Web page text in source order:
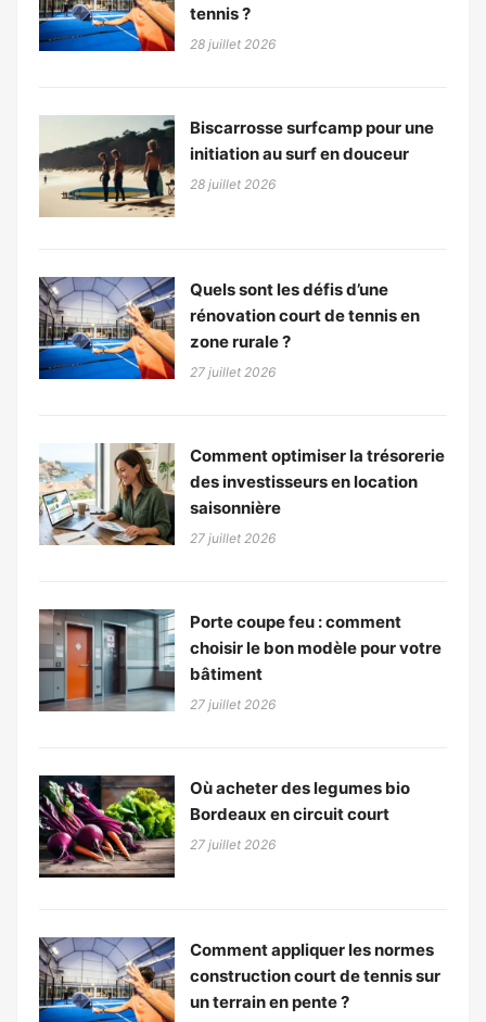
tennis ?
28 juillet 2026
Biscarrosse surfcamp pour une
initiation au surf en douceur
28 juillet 2026
Quels sont les défis d’une
rénovation court de tennis en
zone rurale ?
27 juillet 2026
Comment optimiser la trésorerie
des investisseurs en location
saisonnière
27 juillet 2026
Porte coupe feu : comment
choisir le bon modèle pour votre
bâtiment
27 juillet 2026
Où acheter des legumes bio
Bordeaux en circuit court
27 juillet 2026
Comment appliquer les normes
construction court de tennis sur
un terrain en pente ?